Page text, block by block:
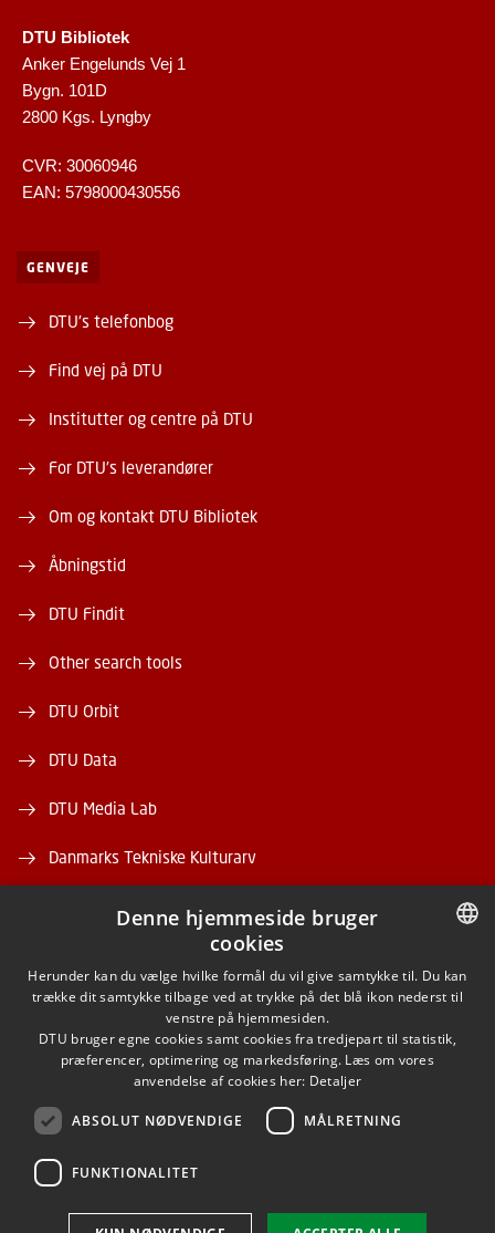
DTU Bibliotek
Anker Engelunds Vej 1
Bygn. 101D
2800 Kgs. Lyngby
CVR: 30060946
EAN: 5798000430556
GENVEJE
DTU's telefonbog
Find vej på DTU
Institutter og centre på DTU
For DTU's leverandører
Om og kontakt DTU Bibliotek
Åbningstid
DTU Findit
Other search tools
DTU Orbit
DTU Data
DTU Media Lab
Danmarks Tekniske Kulturarv
FACEBOOK
INSTAGRAM
LINKEDIN
DANISH
ENGLISH
Denne hjemmeside bruger
cookies
Herunder kan du vælge hvilke formål du vil give samtykke til. Du kan
trække dit samtykke tilbage ved at trykke på det blå ikon nederst til
venstre på hjemmesiden.
DTU bruger egne cookies samt cookies fra tredjepart til statistik,
præferencer, optimering og markedsføring. Læs om vores
anvendelse af cookies her: Detaljer
ABSOLUT NØDVENDIGE MÅLRETNING
FUNKTIONALITET